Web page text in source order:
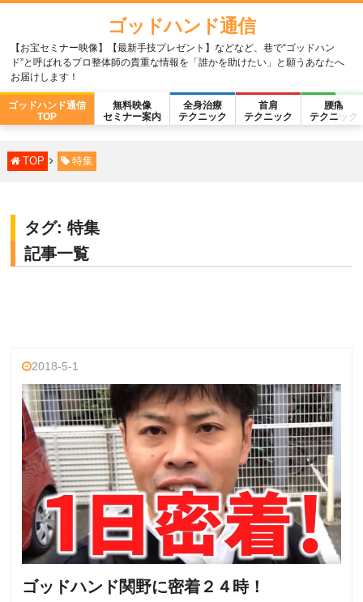
ゴッドハンド通信
【お宝セミナー映像】【最新手技プレゼント】などなど、巷で“ゴッドハン
ド”と呼ばれるプロ整体師の貴重な情報を「誰かを助けたい」と願うあなたへ
お届けします！
ゴッドハンド通信
TOP
無料映像
セミナー案内
全身治療
テクニック
首肩
テクニック
腰痛
テクニック
TOP 特集
タグ: 特集
記事一覧
2018-5-1
ゴッドハンド関野に密着２４時！